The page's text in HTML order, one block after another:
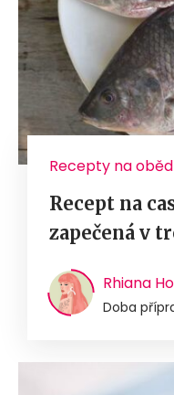
Recepty na oběd
Recept na
zapečená v
Rhiana
Doba